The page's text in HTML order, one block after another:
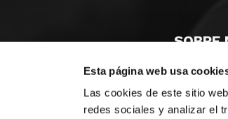
Esta página web usa
Las cookies de este sitio
redes sociales y analizar el
SOBRE
VALENCIA
ALICANTE